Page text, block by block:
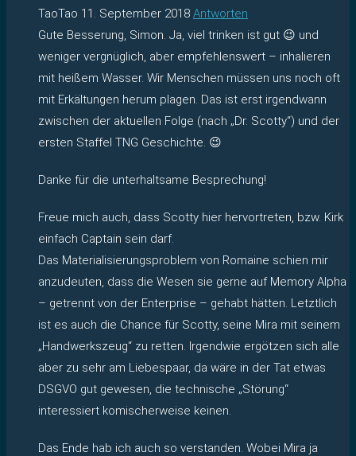
TaoTao 11. September 2018 Antworten
Gute Besserung, Simon. Ja, viel trinken ist gut 😉 und
weniger vergnüglich, aber empfehlenswert – inhalieren
mit heißem Wasser. Wir Menschen müssen uns noch oft
mit Erkältungen herum plagen. Das ist erst irgendwann
zwischen der aktuellen Folge (nach „Dr. Scotty“) und der
ersten Staffel TNG Geschichte. 😉
Danke für die unterhaltsame Besprechung!
Freue mich auch, dass Scotty hier hervortreten, bzw. Kirk
einfach Captain sein darf.
Das Materialisierungsproblem von Romaine schien mir
anzudeuten, dass die Wesen sie gerne auf Memory Alpha
– getrennt von der Enterprise – gehabt hätten. Letztlich
ist es auch die Chance für Scotty, seine Mira mit seinem
„Handwerkszeug“ zu retten. Irgendwie ergötzen sich alle
aber zu sehr am Liebespaar, da wäre in der Tat etwas
DSGVO gut gewesen, die technische „Störung“
interessiert komischerweise keinen.
Das Ende hab ich auch so verstanden. Wobei Mira ja